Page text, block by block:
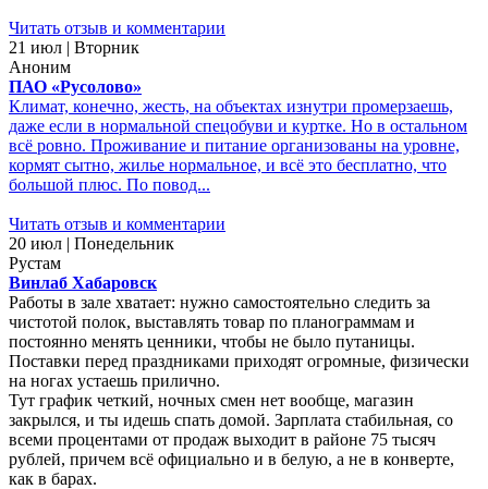
Читать отзыв и комментарии
21 июл | Вторник
Аноним
ПАО «Русолово»
Климат, конечно, жесть, на объектах изнутри промерзаешь,
даже если в нормальной спецобуви и куртке. Но в остальном
всё ровно. Проживание и питание организованы на уровне,
кормят сытно, жилье нормальное, и всё это бесплатно, что
большой плюс. По повод...
Читать отзыв и комментарии
20 июл | Понедельник
Рустам
Винлаб Хабаровск
Работы в зале хватает: нужно самостоятельно следить за
чистотой полок, выставлять товар по планограммам и
постоянно менять ценники, чтобы не было путаницы.
Поставки перед праздниками приходят огромные, физически
на ногах устаешь прилично.
Тут график четкий, ночных смен нет вообще, магазин
закрылся, и ты идешь спать домой. Зарплата стабильная, со
всеми процентами от продаж выходит в районе 75 тысяч
рублей, причем всё официально и в белую, а не в конверте,
как в барах.